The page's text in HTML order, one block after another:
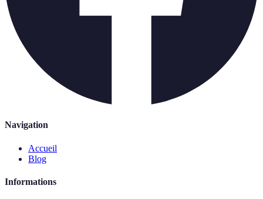
Navigation
Accueil
Blog
Informations